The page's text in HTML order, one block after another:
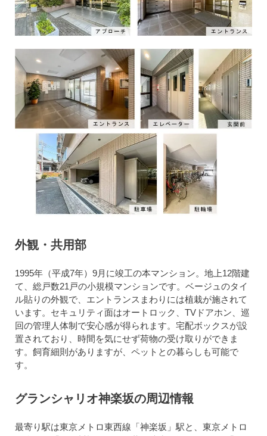
外観・共用部
1995年（平成7年）9月に竣工の本マンション。地上12階建
て、総戸数21戸の小規模マンションです。ベージュのタイ
ル貼りの外観で、エントランスまわりには植栽が施されて
います。セキュリティ面はオートロック、TVドアホン、巡
回の管理人体制で安心感が得られます。宅配ボックスが設
置されており、時間を気にせず荷物の受け取りができま
す。飼育細則がありますが、ペットとの暮らしも可能で
す。
グランシャリオ神楽坂の周辺情報
最寄り駅は東京メトロ東西線「神楽坂」駅と、東京メトロ